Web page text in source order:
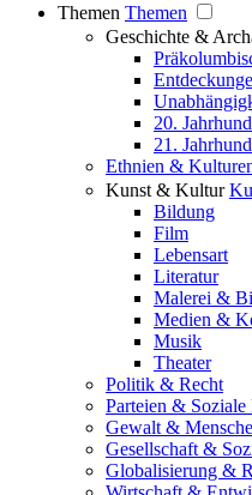
Themen Themen
Geschichte &
20.
21.
Ethnien &
Kunst & Kultur
Bildung
Film
Lebensart
Literatur
Malerei &
Medien &
Musik
Theater
Politik & Recht
Parteien & Soziale
Gewalt &
Gesellschaft &
Globalisierung &